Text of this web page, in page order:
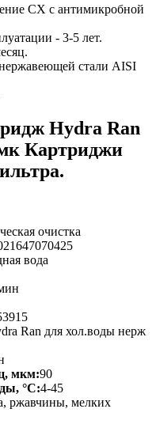
CX с антимикробной
- 3-5 лет.
стали AISI
Hydra Ran
Картриджи
очистка
вода
Ran для хол.воды нерж
мкм:90
°С:4-45
ржавчины, мелких